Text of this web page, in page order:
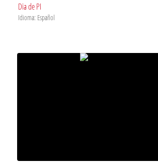
Dia de PI
Idioma: Español